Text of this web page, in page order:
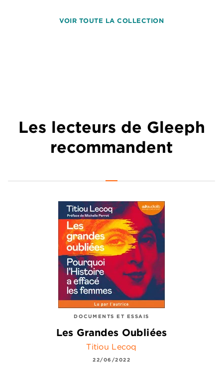
VOIR TOUTE LA COLLECTION
Les lecteurs de Gleeph
recommandent
DOCUMENTS ET ESSAIS
Les Grandes Oubliées
Titiou Lecoq
22/06/2022